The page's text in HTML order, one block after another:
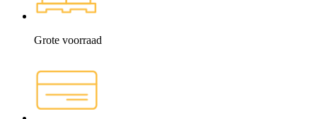
Grote voorraad